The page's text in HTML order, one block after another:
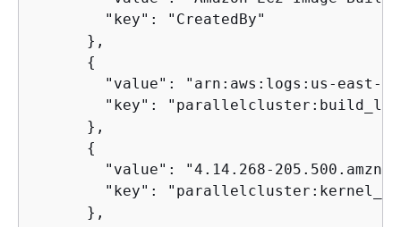
        "key": "CreatedBy"
      },
{
"value": "arn:aws:logs:us-east-
"key":
      },
{
"value": "4.14.268-
"key":
      },